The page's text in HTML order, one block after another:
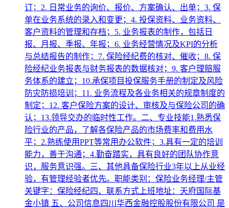
订；2. 日常业务的询价、报价、方案确认、出单；3. 保
单在业务系统的录入和变更；4. 投保资料、业务资料、
客户资料的管理和存档；5. 业务报表的制作，包括日
报、月报、季报、年报；6. 业务经营情况及KPI的分析
与总结报告的制作；7. 保险经纪费的核对、催收；8. 保
险经纪业务报表与财务报表的数据核对；9. 客户理赔服
务体系的建立；10.承保项目投保服务手册的制定及风险
防灾防损培训；11. 业务流程及各业务相关的规章制度的
制定；12. 客户保险方案的设计、审核及与保险公司的确
认；13.领导交办的临时性工作。二、专业技能1.熟悉保
险行业的产品，了解各保险产品的市场费率和费用水
平；2.熟练使用PPT等常用办公软件；3.具有一定的培训
能力，善于沟通；4.勤奋踏实，具有良好的团队协作意
识，服务意识强。三、其他具备保险行业3年以上从业经
验，有管理经验者优先。职能类别：保险业务经理/主管
关键字：保险经纪四、联系方式上班地址：天府国际基
金小镇 五、公司信息四川华西金融控股股份有限公司 是